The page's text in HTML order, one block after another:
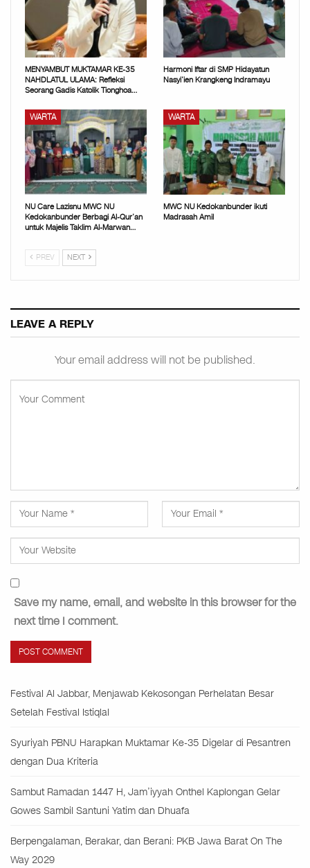
MENYAMBUT MUKTAMAR KE-35
NAHDLATUL ULAMA: Refleksi
Seorang Gadis Katolik Tionghoa…
Harmoni Iftar di SMP Hidayatun
Nasyi’ien Krangkeng Indramayu
WARTA
NU Care Lazisnu MWC NU
Kedokanbunder Berbagi Al-Qur’an
untuk Majelis Taklim Al-Marwan…
WARTA
MWC NU Kedokanbunder ikuti
Madrasah Amil
PREV NEXT
LEAVE A REPLY
Your email address will not be published.
Save my name, email, and website in this browser for the
next time I comment.
Festival Al Jabbar, Menjawab Kekosongan Perhelatan Besar
Setelah Festival Istiqlal
Syuriyah PBNU Harapkan Muktamar Ke-35 Digelar di Pesantren
dengan Dua Kriteria
Sambut Ramadan 1447 H, Jam’iyyah Onthel Kaplongan Gelar
Gowes Sambil Santuni Yatim dan Dhuafa
Berpengalaman, Berakar, dan Berani: PKB Jawa Barat On The
Way 2029